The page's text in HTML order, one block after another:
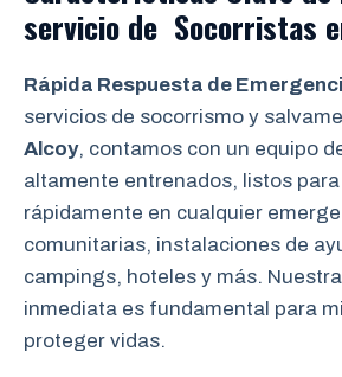
servicio de Socorristas
Rápida Respuesta de
servicios de socorrismo y
Alcoy, contamos con un equipo
altamente entrenados, listos
rápidamente en cualquier
comunitarias, instalaciones de
campings, hoteles y más.
inmediata es fundamental para
proteger vidas.